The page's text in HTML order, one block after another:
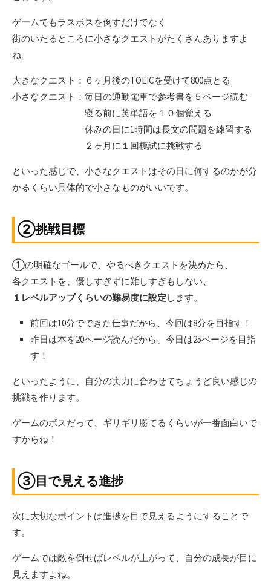
ゲームでもラスボスを倒すだけでなく
街のいたるところに小さなクエストがたくさんありますよ
ね。
大きなクエスト：６ヶ月後のTOEICを受けて800点とる
小さなクエスト：毎日の通勤電車で参考書を５ページ読む
寝る前に英単語を１０個覚える
休みの日に1時間は長文の問題を練習する
２ヶ月に１回模試に挑戦する
といった感じで、小さなクエストはその日に何するのかが分
かるくらい具体的で小さなものがいいです。
②挑戦目標
①の明確なゴールで、やるべきクエストを決めたら、
各クエストを、優しすぎずに難しすぎもしない、
１レベルアップくらいの難易度に設定 します。
前回は10分でできた仕事だから、今回は8分を目指す！
昨日は本を20ページ読んだから、今日は25ページを目指
す！
といったように、自分の実力に合わせてちょうど良い感じの
挑戦を作ります。
ゲームのボスだって、ギリギリ勝てるくらいが一番面白いで
すからね！
③目で見える進捗
次に大切なポイントは進捗を目で見えるようにすることで
す。
ゲームでは敵を倒せばレベルが上がって、自分の成長が目に
見えますよね。